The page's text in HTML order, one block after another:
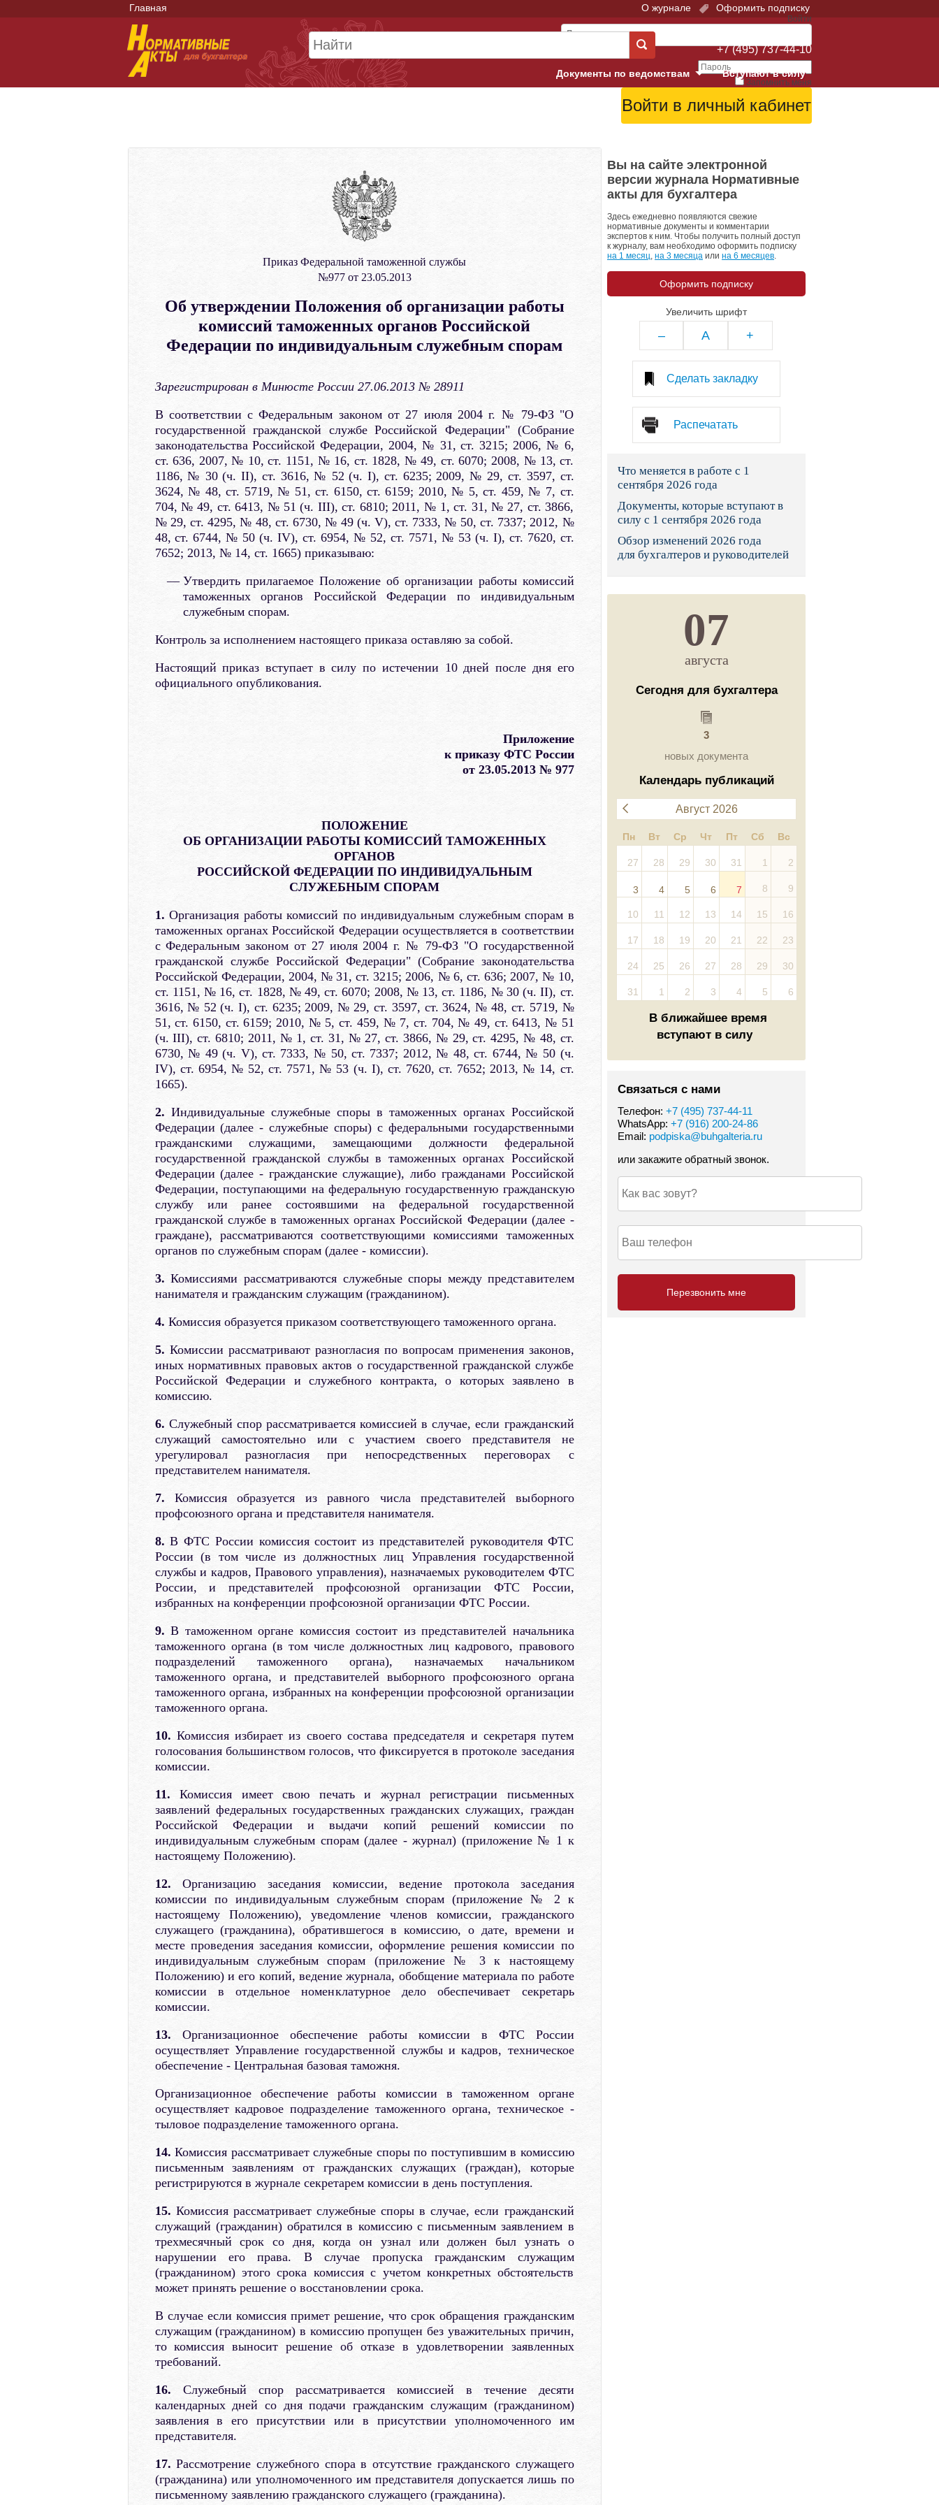
Главная О журнале Оформить подписку
Войти
Запомнить меня
+7 (495) 737-44-10
Вступают в силу
Документы по ведомствам
Арбитражные суды
Верховный Суд
Гострудинспекция в г. Москве
Конституционный Суд
Пенсионный фонд
Президент: законы и указы
Социальный фонд России
Суд общей юрисдикции
Федеральная налоговая служба
Фонд социального страхования
Приказ Федеральной таможенной службы
№977 от 23.05.2013
Об утверждении Положения об организации работы
комиссий таможенных органов Российской
Федерации по индивидуальным служебным спорам
Зарегистрирован в Минюсте России 27.06.2013 № 28911
В соответствии с Федеральным законом от 27 июля 2004 г. № 79-ФЗ "О
государственной гражданской службе Российской Федерации" (Собрание
законодательства Российской Федерации, 2004, № 31, ст. 3215; 2006, № 6,
ст. 636, 2007, № 10, ст. 1151, № 16, ст. 1828, № 49, ст. 6070; 2008, № 13, ст.
1186, № 30 (ч. II), ст. 3616, № 52 (ч. I), ст. 6235; 2009, № 29, ст. 3597, ст.
3624, № 48, ст. 5719, № 51, ст. 6150, ст. 6159; 2010, № 5, ст. 459, № 7, ст.
704, № 49, ст. 6413, № 51 (ч. III), ст. 6810; 2011, № 1, ст. 31, № 27, ст. 3866,
№ 29, ст. 4295, № 48, ст. 6730, № 49 (ч. V), ст. 7333, № 50, ст. 7337; 2012, №
48, ст. 6744, № 50 (ч. IV), ст. 6954, № 52, ст. 7571, № 53 (ч. I), ст. 7620, ст.
7652; 2013, № 14, ст. 1665) приказываю:
Утвердить прилагаемое Положение об организации работы комиссий
таможенных органов Российской Федерации по индивидуальным
служебным спорам.
Контроль за исполнением настоящего приказа оставляю за собой.
Настоящий приказ вступает в силу по истечении 10 дней после дня его
официального опубликования.
Приложение
к приказу ФТС России
от 23.05.2013 № 977
ПОЛОЖЕНИЕ
ОБ ОРГАНИЗАЦИИ РАБОТЫ КОМИССИЙ ТАМОЖЕННЫХ
ОРГАНОВ
РОССИЙСКОЙ ФЕДЕРАЦИИ ПО ИНДИВИДУАЛЬНЫМ
СЛУЖЕБНЫМ СПОРАМ
1. Организация работы комиссий по индивидуальным служебным спорам в
таможенных органах Российской Федерации осуществляется в соответствии
с Федеральным законом от 27 июля 2004 г. № 79-ФЗ "О государственной
гражданской службе Российской Федерации" (Собрание законодательства
Российской Федерации, 2004, № 31, ст. 3215; 2006, № 6, ст. 636; 2007, № 10,
ст. 1151, № 16, ст. 1828, № 49, ст. 6070; 2008, № 13, ст. 1186, № 30 (ч. II), ст.
3616, № 52 (ч. I), ст. 6235; 2009, № 29, ст. 3597, ст. 3624, № 48, ст. 5719, №
51, ст. 6150, ст. 6159; 2010, № 5, ст. 459, № 7, ст. 704, № 49, ст. 6413, № 51
(ч. III), ст. 6810; 2011, № 1, ст. 31, № 27, ст. 3866, № 29, ст. 4295, № 48, ст.
6730, № 49 (ч. V), ст. 7333, № 50, ст. 7337; 2012, № 48, ст. 6744, № 50 (ч.
IV), ст. 6954, № 52, ст. 7571, № 53 (ч. I), ст. 7620, ст. 7652; 2013, № 14, ст.
1665).
2. Индивидуальные служебные споры в таможенных органах Российской
Федерации (далее - служебные споры) с федеральными государственными
гражданскими служащими, замещающими должности федеральной
государственной гражданской службы в таможенных органах Российской
Федерации (далее - гражданские служащие), либо гражданами Российской
Федерации, поступающими на федеральную государственную гражданскую
службу или ранее состоявшими на федеральной государственной
гражданской службе в таможенных органах Российской Федерации (далее -
граждане), рассматриваются соответствующими комиссиями таможенных
органов по служебным спорам (далее - комиссии).
3. Комиссиями рассматриваются служебные споры между представителем
нанимателя и гражданским служащим (гражданином).
4. Комиссия образуется приказом соответствующего таможенного органа.
5. Комиссии рассматривают разногласия по вопросам применения законов,
иных нормативных правовых актов о государственной гражданской службе
Российской Федерации и служебного контракта, о которых заявлено в
комиссию.
6. Служебный спор рассматривается комиссией в случае, если гражданский
служащий самостоятельно или с участием своего представителя не
урегулировал разногласия при непосредственных переговорах с
представителем нанимателя.
7. Комиссия образуется из равного числа представителей выборного
профсоюзного органа и представителя нанимателя.
8. В ФТС России комиссия состоит из представителей руководителя ФТС
России (в том числе из должностных лиц Управления государственной
службы и кадров, Правового управления), назначаемых руководителем ФТС
России, и представителей профсоюзной организации ФТС России,
избранных на конференции профсоюзной организации ФТС России.
9. В таможенном органе комиссия состоит из представителей начальника
таможенного органа (в том числе должностных лиц кадрового, правового
подразделений таможенного органа), назначаемых начальником
таможенного органа, и представителей выборного профсоюзного органа
таможенного органа, избранных на конференции профсоюзной организации
таможенного органа.
10. Комиссия избирает из своего состава председателя и секретаря путем
голосования большинством голосов, что фиксируется в протоколе заседания
комиссии.
11. Комиссия имеет свою печать и журнал регистрации письменных
заявлений федеральных государственных гражданских служащих, граждан
Российской Федерации и выдачи копий решений комиссии по
индивидуальным служебным спорам (далее - журнал) (приложение № 1 к
настоящему Положению).
12. Организацию заседания комиссии, ведение протокола заседания
комиссии по индивидуальным служебным спорам (приложение № 2 к
настоящему Положению), уведомление членов комиссии, гражданского
служащего (гражданина), обратившегося в комиссию, о дате, времени и
месте проведения заседания комиссии, оформление решения комиссии по
индивидуальным служебным спорам (приложение № 3 к настоящему
Положению) и его копий, ведение журнала, обобщение материала по работе
комиссии в отдельное номенклатурное дело обеспечивает секретарь
комиссии.
13. Организационное обеспечение работы комиссии в ФТС России
осуществляет Управление государственной службы и кадров, техническое
обеспечение - Центральная базовая таможня.
Организационное обеспечение работы комиссии в таможенном органе
осуществляет кадровое подразделение таможенного органа, техническое -
тыловое подразделение таможенного органа.
14. Комиссия рассматривает служебные споры по поступившим в комиссию
письменным заявлениям от гражданских служащих (граждан), которые
регистрируются в журнале секретарем комиссии в день поступления.
15. Комиссия рассматривает служебные споры в случае, если гражданский
служащий (гражданин) обратился в комиссию с письменным заявлением в
трехмесячный срок со дня, когда он узнал или должен был узнать о
нарушении его права. В случае пропуска гражданским служащим
(гражданином) этого срока комиссия с учетом конкретных обстоятельств
может принять решение о восстановлении срока.
В случае если комиссия примет решение, что срок обращения гражданским
служащим (гражданином) в комиссию пропущен без уважительных причин,
то комиссия выносит решение об отказе в удовлетворении заявленных
требований.
16. Служебный спор рассматривается комиссией в течение десяти
календарных дней со дня подачи гражданским служащим (гражданином)
заявления в его присутствии или в присутствии уполномоченного им
представителя.
17. Рассмотрение служебного спора в отсутствие гражданского служащего
(гражданина) или уполномоченного им представителя допускается лишь по
письменному заявлению гражданского служащего (гражданина).
Вы на сайте электронной
версии журнала Нормативные
акты для бухгалтера
Здесь ежедневно появляются свежие
нормативные документы и комментарии
экспертов к ним. Чтобы получить полный доступ
к журналу, вам необходимо оформить подписку
на 1 месяц, на 3 месяца или на 6 месяцев.
Оформить подписку
Увеличить шрифт
– A +
Сделать закладку
Распечатать
Что меняется в работе с 1
сентября 2026 года
Документы, которые вступают в
силу с 1 сентября 2026 года
Обзор изменений 2026 года
для бухгалтеров и руководителей
07
августа
Сегодня для бухгалтера
3
новых документа
Календарь публикаций
Август 2026
Пн Вт Ср Чт Пт Сб Вс
27 28 29 30 31 1 2
3 4 5 6 7 8 9
10 11 12 13 14 15 16
17 18 19 20 21 22 23
24 25 26 27 28 29 30
31 1 2 3 4 5 6
В ближайшее время
вступают в силу
Связаться с нами
Телефон: +7 (495) 737-44-11
WhatsApp: +7 (916) 200-24-86
Email: podpiska@buhgalteria.ru
или закажите обратный звонок.